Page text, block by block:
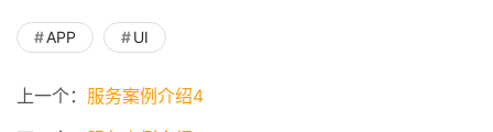
APP UI
上一个： 服务案例介绍4